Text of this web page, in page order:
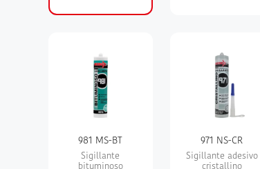
981 MS-BT
Sigillante
bituminoso
971 NS-CR
Sigillante adesivo
cristallino